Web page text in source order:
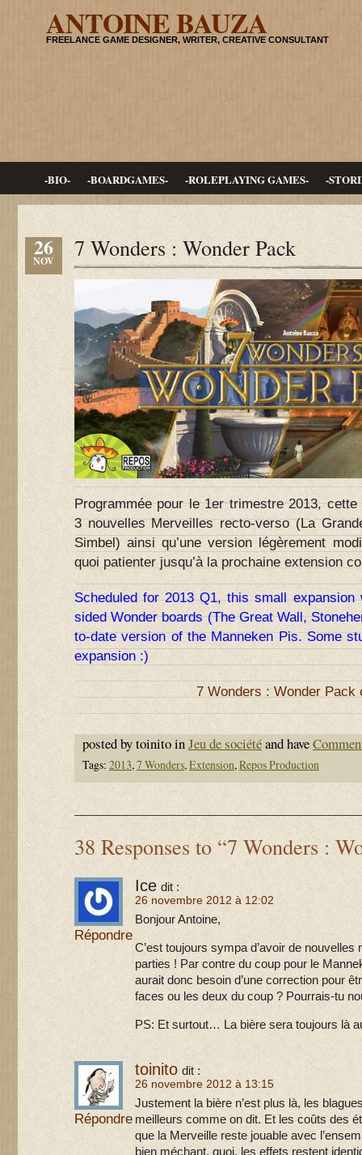
ANTOINE BAUZA
FREELANCE GAME DESIGNER, WRITER, CREATIVE CONSULTANT
-BIO- -BOARDGAMES- -ROLEPLAYING GAMES- -
26
NOV 7 Wonders : Wonder Pack
Programmée pour le 1er trimestre 2013,
3 nouvelles Merveilles recto-verso (La
Simbel) ainsi qu’une version légèrement
quoi patienter jusqu’à la prochaine extension
Scheduled for 2013 Q1, this small expansion
sided Wonder boards (The Great Wall,
to-date version of the Manneken Pis. Some
expansion :)
7 Wonders : Wonder Pack
posted by toinito inJeu de sociétéand have
Tags: 2013,7 Wonders,Extension,Repos Production
38 Responses to “7 Wonders :
Ice dit :
26 novembre 2012 à 12:02
Bonjour Antoine,
C’est toujours sympa d’avoir de
parties ! Par contre du coup pour le
aurait donc besoin d’une correction pour
faces ou les deux du coup ? Pourrais-tu
PS: Et surtout… La bière sera toujours là
Répondre
toinito dit :
26 novembre 2012 à 13:15
Justement la bière n’est plus là, les
meilleurs comme on dit. Et les coûts des
que la Merveille reste jouable avec
bien méchant, quoi, les effets restent
Répondre